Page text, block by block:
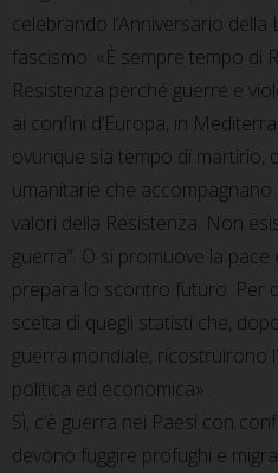
celebrando l’Anniversario della
fascismo: «È sempre tempo di
Resistenza perché guerre e
ai confini d’Europa, in
ovunque sia tempo di martirio,
umanitarie che
valori della Resistenza. Non
guerra”. O si promuove la
prepara lo scontro futuro. Per
scelta di quegli statisti che,
guerra mondiale, ricostruirono
politica ed economica» .
Sì, c’è guerra nei Paesi con
devono fuggire profughi e